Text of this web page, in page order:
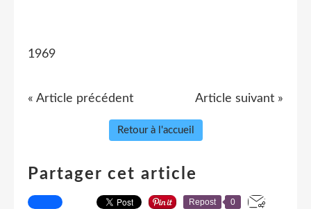
1969
« Article précédent Article suivant »
Retour à l'accueil
Partager cet article
Repost 0